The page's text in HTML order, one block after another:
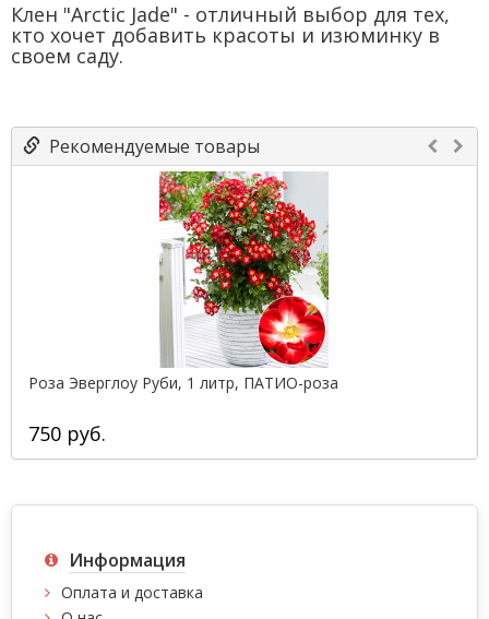
Клен "Arctic Jade" - отличный выбор для тех,
кто хочет добавить красоты и изюминку в
своем саду.
Рекомендуемые товары
Роза Эверглоу Руби, 1 литр, ПАТИО-роза
750 руб.
Информация
Оплата и доставка